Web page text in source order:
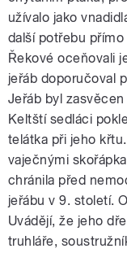
užívalo jako
další potřebu
Řekové oceňovali
jeřáb doporučoval
Jeřáb byl
Keltští sedláci
telátka při jeho
vaječnými
chránila před
jeřábu v 9. století.
Uvádějí, že jeho
truhláře,